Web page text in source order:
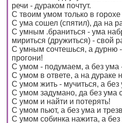
речи - дураком почтут.
С твоим умом только в горохе
С ума сошел (спятил), да на
С умным .браниться - ума
мириться (дружиться) - свой
С умным сочтешься, а дурню -
прогони!
С умом - подумаем, а без ума
С умом в ответе, а на дураке
С умом жить - мучиться, а без
С умом задумано, да без ума
С умом и найти и потерять!
С умом пьют, а без ума и
С умом собинка нажита, а